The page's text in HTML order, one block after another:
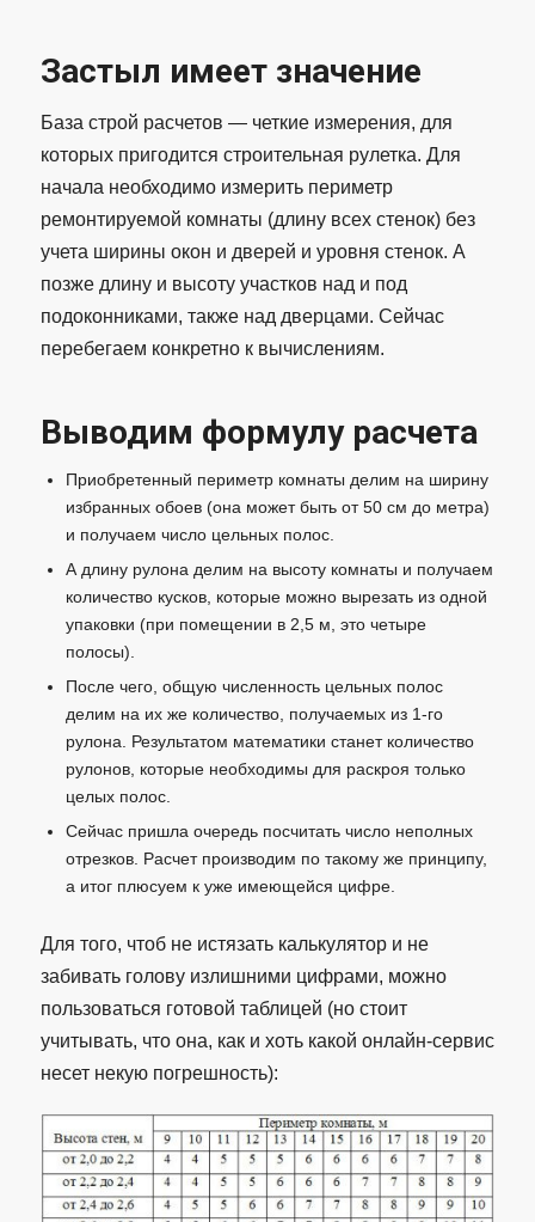
Застыл имеет значение
База строй расчетов — четкие измерения, для
которых пригодится строительная рулетка. Для
начала необходимо измерить периметр
ремонтируемой комнаты (длину всех стенок) без
учета ширины окон и дверей и уровня стенок. А
позже длину и высоту участков над и под
подоконниками, также над дверцами. Сейчас
перебегаем конкретно к вычислениям.
Выводим формулу расчета
Приобретенный периметр комнаты делим на ширину
избранных обоев (она может быть от 50 см до метра)
и получаем число цельных полос.
А длину рулона делим на высоту комнаты и получаем
количество кусков, которые можно вырезать из одной
упаковки (при помещении в 2,5 м, это четыре
полосы).
После чего, общую численность цельных полос
делим на их же количество, получаемых из 1-го
рулона. Результатом математики станет количество
рулонов, которые необходимы для раскроя только
целых полос.
Сейчас пришла очередь посчитать число неполных
отрезков. Расчет производим по такому же принципу,
а итог плюсуем к уже имеющейся цифре.
Для того, чтоб не истязать калькулятор и не
забивать голову излишними цифрами, можно
пользоваться готовой таблицей (но стоит
учитывать, что она, как и хоть какой онлайн-сервис
несет некую погрешность):